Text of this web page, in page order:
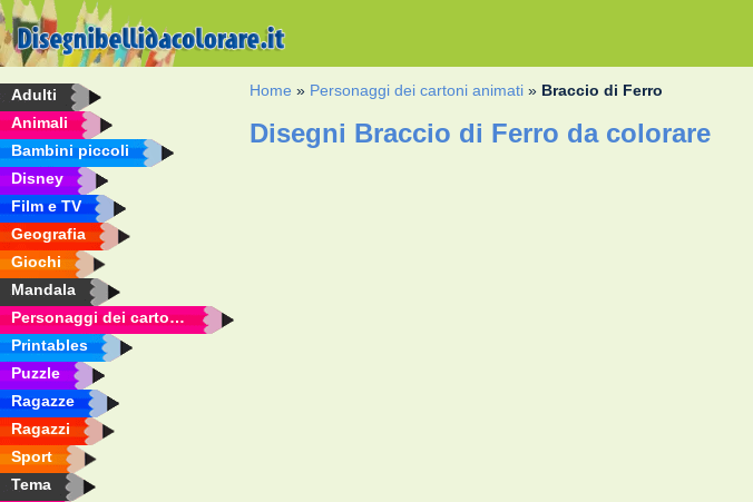
Adulti
Animali
Bambini piccoli
Disney
Film e TV
Geografia
Giochi
Mandala
Personaggi dei cartoni animati
Printables
Puzzle
Ragazze
Ragazzi
Sport
Tema
Home » Personaggi dei cartoni animati » Braccio di Ferro
Disegni Braccio di Ferro da colorare